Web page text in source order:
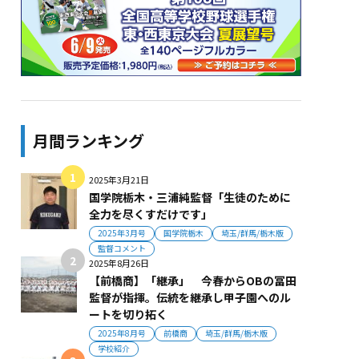
月間ランキング
2025年3月21日
国学院栃木・三浦純監督「生徒のために
全力を尽くすだけです」
2025年3月号 国学院栃木
埼玉/群馬/栃木版
監督コメント
2025年8月26日
【前橋商】「継承」 今春からOBの冨田
監督が指揮。伝統を継承し甲子園へのル
ートを切り拓く
2025年8月号 前橋商
埼玉/群馬/栃木版
学校紹介